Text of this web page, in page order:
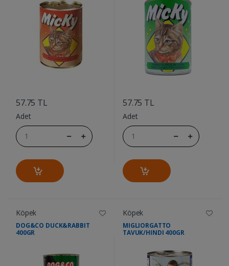
57.75 TL
Adet
57.75 TL
Adet
Köpek
DOG&CO DUCK&RABBIT
400GR
Köpek
MIGLIORGATTO
TAVUK/HINDI 400GR